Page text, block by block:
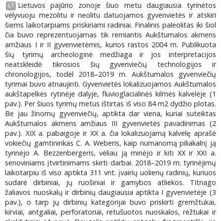
LT
Lietuvos pajūrio zonoje šiuo metu daugiausia tyrinėtos
vėlyvuoju mezolitu ir neolitu datuojamos gyvenvietės ir atskiri
šiems laikotarpiams priskiriami radiniai. Finalinis paleolitas iki šiol
čia buvo reprezentuojamas tik remiantis Aukštumalos akmens
amžiaus I ir II gyvenvietėmis, kurios rastos 2004 m. Publikuota
šių tyrimų archeologinė medžiaga ir jos interpretacijos
neatskleidė tikrosios šių gyvenviečių technologijos ir
chronologijos, todėl 2018–2019 m. Aukštumalos gyvenviečių
tyrimai buvo atnaujinti. Gyvenvietės lokalizuojamos Aukštumalos
aukštapelkės rytinėje dalyje, fluvioglacialinės kilmės kalvelėje (1
pav.). Per šiuos tyrimų metus ištirtas iš viso 84 m2 dydžio plotas.
Be jau žinomų gyvenviečių, aptikta dar viena, kuriai suteiktas
Aukštumalos akmens amžiaus III gyvenvietės pavadinimas (2
pav.). XIX a. pabaigoje ir XX a. čia lokalizuojamą kalvelę aprašė
vokiečių gamtininkas C. A. Weberis, kaip numanomą piliakalnį ją
tyrinėjo A. Bezzenbergeris, vėliau ją minėjo ir kiti XX ir XXI a.
senoviniams įtvirtinimams skirti darbai. 2018–2019 m. tyrinėjimų
laikotarpiu iš viso aptikta 311 vnt. įvairių uolienų radinių, kuriuos
sudarė dirbiniai, jų ruošiniai ir gamybos atliekos. Titnago
žaliavos nuoskalų ir dirbinių daugiausia aptikta I gyvenvietėje (3
pav.), o tarp jų dirbinių kategorijai buvo priskirti gremžtukai,
kirviai, antgaliai, perforatoriai, retušuotos nuoskalos, rėžtukai ir